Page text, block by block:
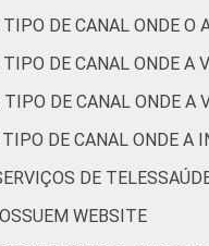
o Desenvolvimento
de
DE CANAL ONDE O
DE CANAL ONDE A
DE CANAL ONDE
DE CANAL ONDE A
DE
WEBSITE